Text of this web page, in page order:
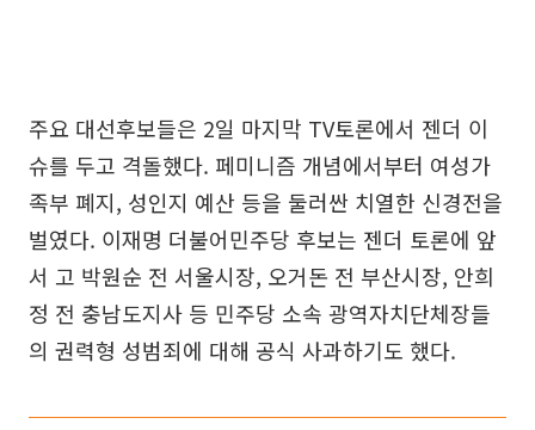
주요 대선후보들은 2일 마지막 TV토론에서 젠더 이
슈를 두고 격돌했다. 페미니즘 개념에서부터 여성가
족부 폐지, 성인지 예산 등을 둘러싼 치열한 신경전을
벌였다. 이재명 더불어민주당 후보는 젠더 토론에 앞
서 고 박원순 전 서울시장, 오거돈 전 부산시장, 안희
정 전 충남도지사 등 민주당 소속 광역자치단체장들
의 권력형 성범죄에 대해 공식 사과하기도 했다.